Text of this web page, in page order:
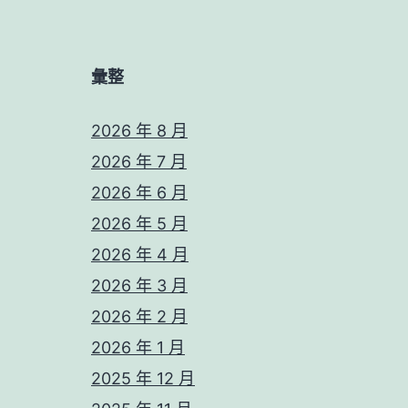
彙整
2026 年 8 月
2026 年 7 月
2026 年 6 月
2026 年 5 月
2026 年 4 月
2026 年 3 月
2026 年 2 月
2026 年 1 月
2025 年 12 月